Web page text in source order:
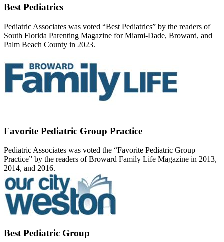
Best Pediatrics
Pediatric Associates was voted “Best Pediatrics” by the readers of
South Florida Parenting Magazine for Miami-Dade, Broward, and
Palm Beach County in 2023.
Favorite Pediatric Group Practice
Pediatric Associates was voted the “Favorite Pediatric Group
Practice” by the readers of Broward Family Life Magazine in 2013,
2014, and 2016.
Best Pediatric Group